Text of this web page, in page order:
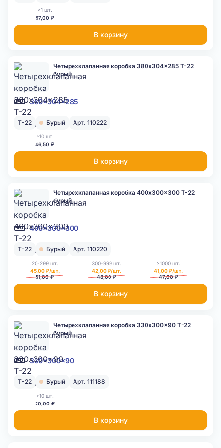
>1 шт.
97,00 ₽
В корзину
380x304x285
Четырехклапанная коробка 380x304x285 Т-22
бурый
Т-22 Бурый Арт. 110222
>10 шт.
46,50 ₽
В корзину
400x300x300
Четырехклапанная коробка 400x300x300 Т-22
бурый
Т-22 Бурый Арт. 110220
20-299 шт.
45,00 ₽/шт.
51,00 ₽
300-999 шт.
42,00 ₽/шт.
48,00 ₽
>1000 шт.
41,00 ₽/шт.
47,00 ₽
В корзину
330x300x90
Четырехклапанная коробка 330x300x90 Т-22
бурый
Т-22 Бурый Арт. 111188
>10 шт.
20,00 ₽
В корзину